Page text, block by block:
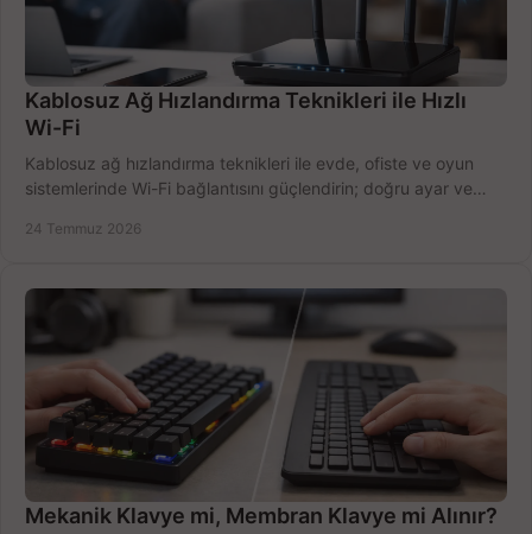
Kablosuz Ağ Hızlandırma Teknikleri ile Hızlı
Wi-Fi
Kablosuz ağ hızlandırma teknikleri ile evde, ofiste ve oyun
sistemlerinde Wi-Fi bağlantısını güçlendirin; doğru ayar ve
24 Temmuz 2026
Mekanik Klavye mi, Membran Klavye mi Alınır?